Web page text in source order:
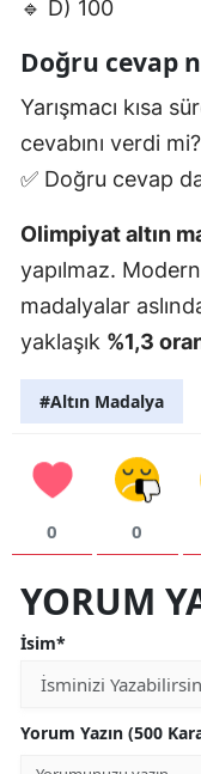
🔹 D) 100
Doğru cevap
Yarışmacı kısa
cevabını verdi mi?
✅ Doğru cevap
Olimpiyat altın
yapılmaz.
madalyalar
yaklaşık %1,3
#Altın Madalya
0 0
YORUM
İsim*
Yorum Yazın (500